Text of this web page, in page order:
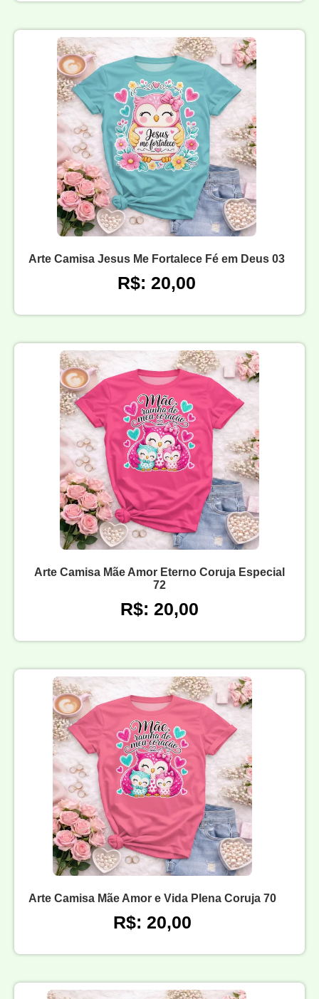
Arte Camisa Jesus Me Fortalece Fé em Deus 03
R$: 20,00
Arte Camisa Mãe Amor Eterno Coruja Especial
72
R$: 20,00
Arte Camisa Mãe Amor e Vida Plena Coruja 70
R$: 20,00